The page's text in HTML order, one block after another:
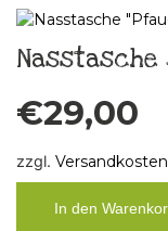
Nasstasche
€29,00
zzgl. Versandkosten
In den